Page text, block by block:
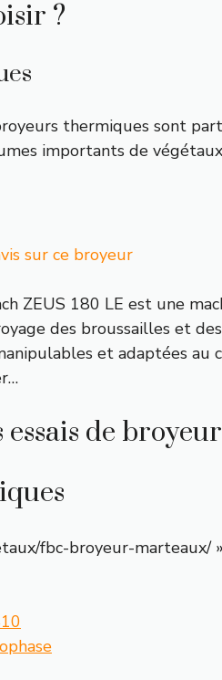
?
thermiques sont
importants de
sur ce broyeur
ZEUS 180 LE est une
des broussailles et
et adaptées au
de
fbc-broyeur-marteaux/